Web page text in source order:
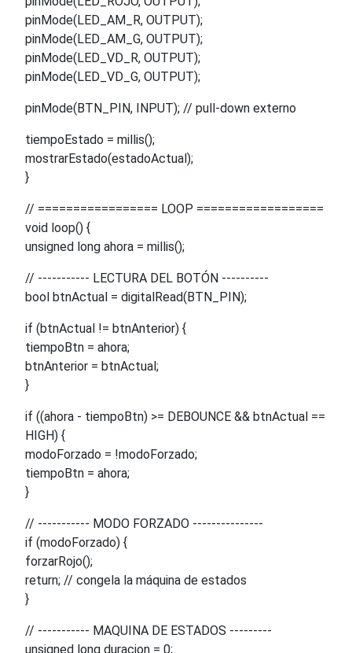
pinMode(LED_AM_R, OUTPUT);
pinMode(LED_AM_G, OUTPUT);
pinMode(LED_VD_R, OUTPUT);
pinMode(LED_VD_G, OUTPUT);
pinMode(BTN_PIN, INPUT); // pull-down externo
tiempoEstado = millis();
mostrarEstado(estadoActual);
}
// ================= LOOP ==================
void loop() {
unsigned long ahora = millis();
// ----------- LECTURA DEL BOTÓN ----------
bool btnActual = digitalRead(BTN_PIN);
if (btnActual != btnAnterior) {
tiempoBtn = ahora;
btnAnterior = btnActual;
}
if ((ahora - tiempoBtn) >= DEBOUNCE && btnActual ==
HIGH) {
modoForzado = !modoForzado;
tiempoBtn = ahora;
}
// ----------- MODO FORZADO ---------------
if (modoForzado) {
forzarRojo();
return; // congela la máquina de estados
}
// ----------- MAQUINA DE ESTADOS ---------
unsigned long duracion = 0;